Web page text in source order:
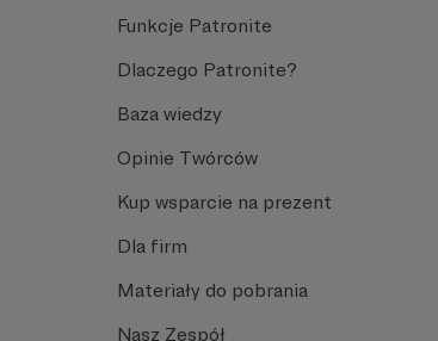
Funkcje Patronite
Dlaczego Patronite?
Baza wiedzy
Opinie Twórców
Kup wsparcie na prezent
Dla firm
Materiały do pobrania
Nasz Zespół